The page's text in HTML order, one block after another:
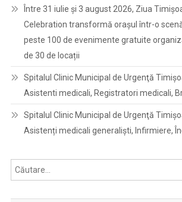
Între 31 iulie și 3 august 2026, Ziua
Celebration transformă orașul într-o
peste 100 de evenimente gratuite
de 30 de locații
Spitalul Clinic Municipal de Urgenţă
Asistenti medicali, Registratori medicali,
Spitalul Clinic Municipal de Urgenţă
Asistenți medicali generaliști, Infirmiere,